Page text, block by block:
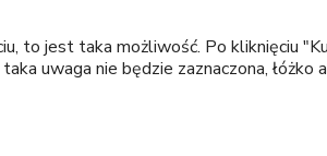
to jest taka możliwość. Po kliknięciu
uwaga nie będzie zaznaczona,